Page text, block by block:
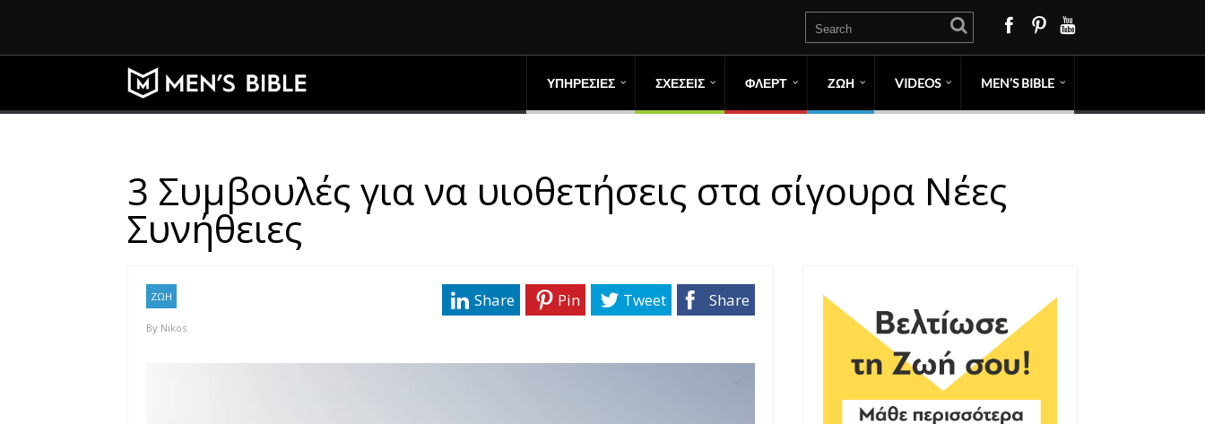
ΥΠΗΡΕΣΙΕΣ ΣΧΕΣΕΙΣ ΦΛΕΡΤ ΖΩΗ VIDEOS MEN’S BIBLE
3 Συμβουλές για να υιοθετήσεις στα σίγουρα Νέες
Συνήθειες
ΖΩΗ
By Nikos
Share
Tweet
Pin
Share